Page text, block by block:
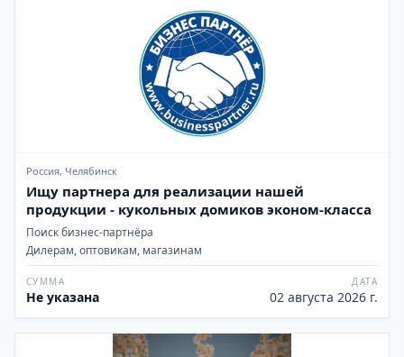
Россия, Челябинск
Ищу партнера для реализации нашей
продукции - кукольных домиков эконом-класса
Поиск бизнес-партнёра
Дилерам, оптовикам, магазинам
СУММА
Не указана
ДАТА
02 августа 2026 г.